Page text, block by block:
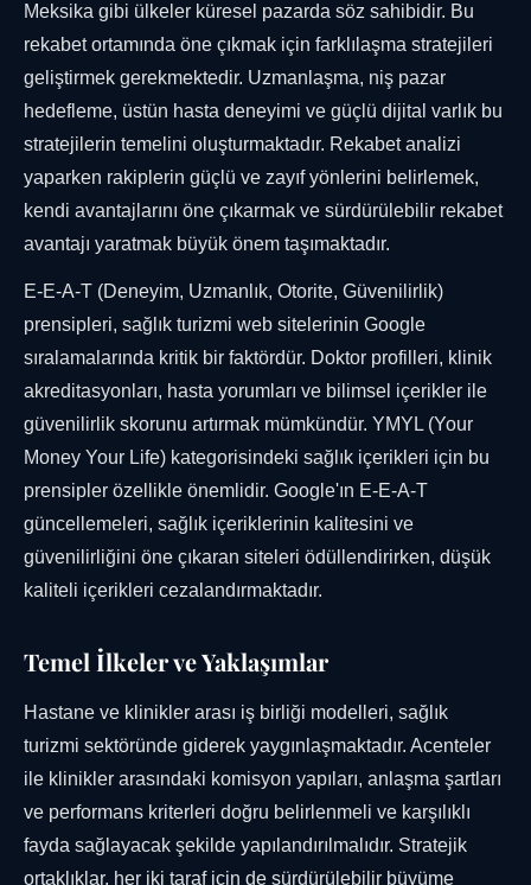
Meksika gibi ülkeler küresel pazarda söz sahibidir. Bu
rekabet ortamında öne çıkmak için farklılaşma stratejileri
geliştirmek gerekmektedir. Uzmanlaşma, niş pazar
hedefleme, üstün hasta deneyimi ve güçlü dijital varlık bu
stratejilerin temelini oluşturmaktadır. Rekabet analizi
yaparken rakiplerin güçlü ve zayıf yönlerini belirlemek,
kendi avantajlarını öne çıkarmak ve sürdürülebilir rekabet
avantajı yaratmak büyük önem taşımaktadır.
E-E-A-T (Deneyim, Uzmanlık, Otorite, Güvenilirlik)
prensipleri, sağlık turizmi web sitelerinin Google
sıralamalarında kritik bir faktördür. Doktor profilleri, klinik
akreditasyonları, hasta yorumları ve bilimsel içerikler ile
güvenilirlik skorunu artırmak mümkündür. YMYL (Your
Money Your Life) kategorisindeki sağlık içerikleri için bu
prensipler özellikle önemlidir. Google'ın E-E-A-T
güncellemeleri, sağlık içeriklerinin kalitesini ve
güvenilirliğini öne çıkaran siteleri ödüllendirirken, düşük
kaliteli içerikleri cezalandırmaktadır.
Temel İlkeler ve Yaklaşımlar
Hastane ve klinikler arası iş birliği modelleri, sağlık
turizmi sektöründe giderek yaygınlaşmaktadır. Acenteler
ile klinikler arasındaki komisyon yapıları, anlaşma şartları
ve performans kriterleri doğru belirlenmeli ve karşılıklı
fayda sağlayacak şekilde yapılandırılmalıdır. Stratejik
ortaklıklar, her iki taraf için de sürdürülebilir büyüme